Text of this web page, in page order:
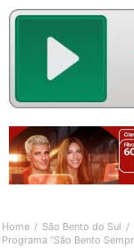
Home
São Bento do Sul
Programa “São Bento